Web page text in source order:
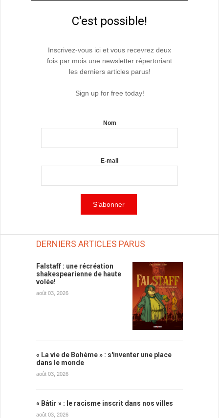
C'est possible!
Inscrivez-vous ici et vous recevrez deux
fois par mois une newsletter répertoriant
les derniers articles parus!
Sign up for free today!
Nom
E-mail
DERNIERS ARTICLES PARUS
Falstaff : une récréation
shakespearienne de haute
volée!
août 03, 2026
« La vie de Bohème » : s'inventer une place
dans le monde
août 03, 2026
« Bâtir » : le racisme inscrit dans nos villes
août 03, 2026